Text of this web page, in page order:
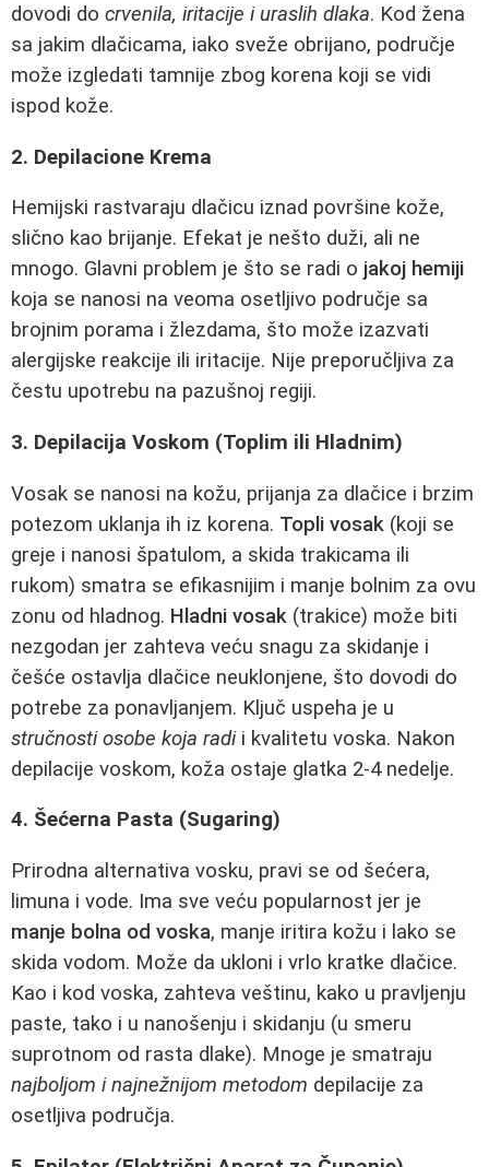
dovodi do crvenila, iritacije i uraslih dlaka. Kod žena
sa jakim dlačicama, iako sveže obrijano, područje
može izgledati tamnije zbog korena koji se vidi
ispod kože.
2. Depilacione Krema
Hemijski rastvaraju dlačicu iznad površine kože,
slično kao brijanje. Efekat je nešto duži, ali ne
mnogo. Glavni problem je što se radi o jakoj hemiji
koja se nanosi na veoma osetljivo područje sa
brojnim porama i žlezdama, što može izazvati
alergijske reakcije ili iritacije. Nije preporučljiva za
čestu upotrebu na pazušnoj regiji.
3. Depilacija Voskom (Toplim ili Hladnim)
Vosak se nanosi na kožu, prijanja za dlačice i brzim
potezom uklanja ih iz korena. Topli vosak (koji se
greje i nanosi špatulom, a skida trakicama ili
rukom) smatra se efikasnijim i manje bolnim za ovu
zonu od hladnog. Hladni vosak (trakice) može biti
nezgodan jer zahteva veću snagu za skidanje i
češće ostavlja dlačice neuklonjene, što dovodi do
potrebe za ponavljanjem. Ključ uspeha je u
stručnosti osobe koja radii kvalitetu voska. Nakon
depilacije voskom, koža ostaje glatka 2-4 nedelje.
4. Šećerna Pasta (Sugaring)
Prirodna alternativa vosku, pravi se od šećera,
limuna i vode. Ima sve veću popularnost jer je
manje bolna od voska, manje iritira kožu i lako se
skida vodom. Može da ukloni i vrlo kratke dlačice.
Kao i kod voska, zahteva veštinu, kako u pravljenju
paste, tako i u nanošenju i skidanju (u smeru
suprotnom od rasta dlake). Mnoge je smatraju
najboljom i najnežnijom metodom depilacije za
osetljiva područja.